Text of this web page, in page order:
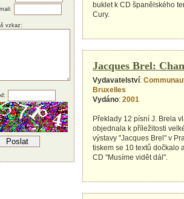
buklet k CD španělského
Cury.
Jacques Brel:
Vydavatelství:
Bruxelles
Vydáno: 2001
Překlady 12 písní J. Brela
objednala k příležitosti
výstavy "Jacques Brel" v
tiskem se 10 textů dočkalo
CD "Musíme vidět dál".
vzkaz: